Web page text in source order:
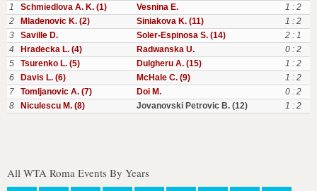
1
Schmiedlova A. K. (1) Vesnina E.
1 : 2
2
Mladenovic K. (2) Siniakova K. (11)
1 : 2
3
Saville D. Soler-Espinosa S. (14)
2 : 1
4
Hradecka L. (4) Radwanska U.
0 : 2
5
Tsurenko L. (5) Dulgheru A. (15)
1 : 2
6
Davis L. (6) McHale C. (9)
1 : 2
7
Tomljanovic A. (7) Doi M.
0 : 2
8
Niculescu M. (8) Jovanovski Petrovic B. (12) 1 : 2
All WTA Roma Events By Years